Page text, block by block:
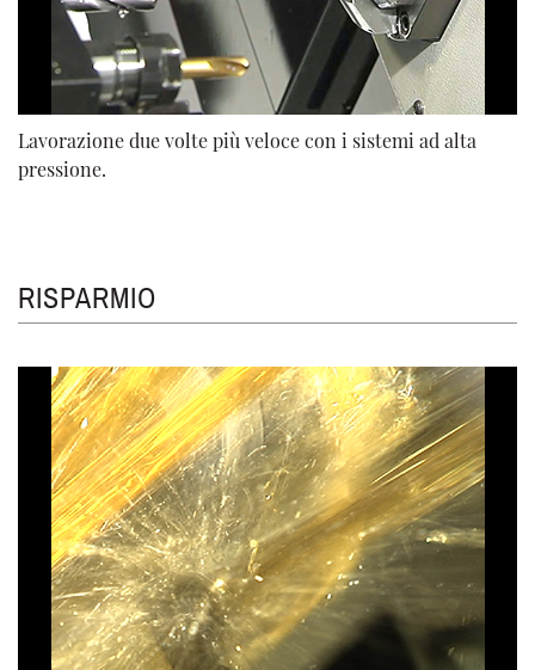
Lavorazione due volte più veloce con i sistemi ad alta
pressione.
RISPARMIO